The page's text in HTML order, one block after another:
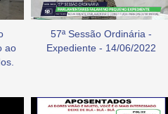
ao
57ª Sessão Ordinária -
Expediente - 14/06/2022